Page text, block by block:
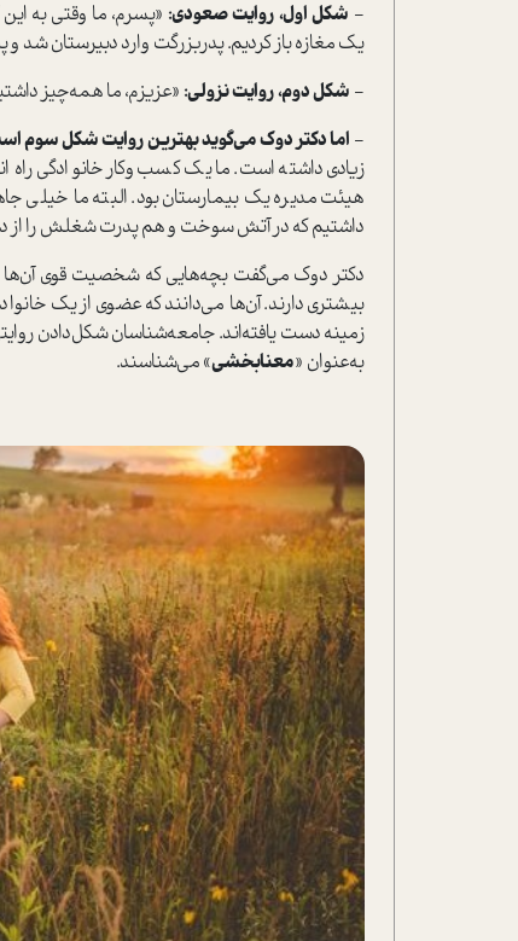
- شکل اول، روایت صعودی: «پسرم، ما وقتی به
یک مغازه باز کردیم. پدربزرگت وارد دبیرستان شد و
- شکل دوم، روایت نزولی: «عزیزم، ما همه‌چیز
- اما دکتر دوک می‌گوید بهترین روایتشکل سوم
زیادی داشته ا‌ست. ما یک کسب‌وکار خانوادگی راه
هیئت مدیره یک بیمارستان بود. البته ما
داشتیم که در آتش سوخت و هم پدرت شغلش را از
دکتر دوک می‌گفت بچه‌هایی که شخصیت قوی آن‌ها
بیشتری دارند. آن‌ها می‌دانند که عضوی از یک
زمینه دست یافته‌اند. جامعه‌شناسان شکل‌دادن
به‌عنوان «معنا‌بخشی» می‌شناسند.